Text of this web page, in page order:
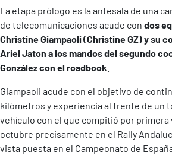
La etapa prólogo es la antesala de una
de telecomunicaciones acude con dos
Christine Giampaoli (Christine GZ) y su
Ariel Jaton a los mandos del segundo
González con el roadbook
Giampaoli acude con el objetivo de
kilómetros y experiencia al frente de un
vehículo con el que compitió por primera
octubre precisamente en el Rally
vista puesta en el Campeonato de España